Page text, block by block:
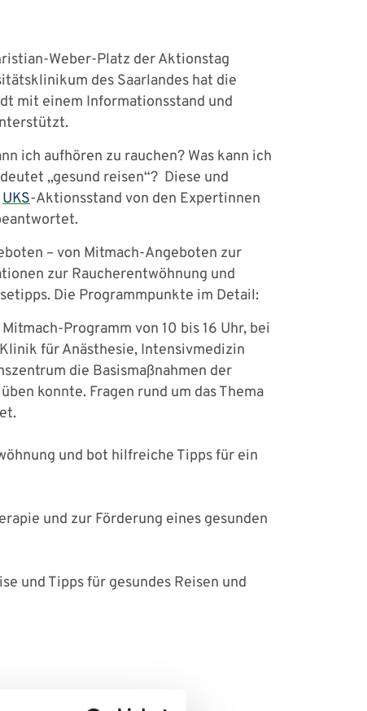
Weber-Platz der Aktionstag
des Saarlandes hat die
mit einem Informationsstand und
ich aufhören zu rauchen? Was kann ich
„gesund reisen“? Diese und
UKS-Aktionsstand von den Expertinnen
– von Mitmach-Angeboten zur
zur Raucherentwöhnung und
Die Programmpunkte im Detail:
Programm von 10 bis 16 Uhr, bei
für Anästhesie, Intensivmedizin
die Basismaßnahmen der
konnte. Fragen rund um das Thema
und bot hilfreiche Tipps für ein
und zur Förderung eines gesunden
und Tipps für gesundes Reisen und